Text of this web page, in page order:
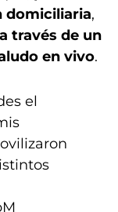
domiciliaria,
través de un
en vivo.
el